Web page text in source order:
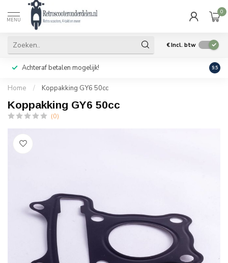
MENU
0
€Incl. btw
Achteraf betalen mogelijk! Geen
9.5
Home / Koppakking GY6 50cc
Koppakking GY6 50cc
(0)